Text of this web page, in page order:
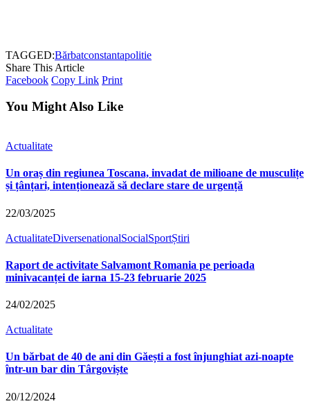
TAGGED:Bărbatconstantapolitie
Share This Article
Facebook Copy Link Print
You Might Also Like
Actualitate
Un oraș din regiunea Toscana, invadat de milioane de musculițe
și țânțari, intenționează să declare stare de urgență
22/03/2025
ActualitateDiversenationalSocialSportȘtiri
Raport de activitate Salvamont Romania pe perioada
minivacanței de iarna 15-23 februarie 2025
24/02/2025
Actualitate
Un bărbat de 40 de ani din Găești a fost înjunghiat azi-noapte
într-un bar din Târgoviște
20/12/2024